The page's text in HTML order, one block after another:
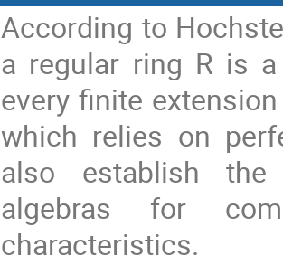
According to
a regular ring R is
every finite
which relies on
also establish the
algebras for
characteristics.